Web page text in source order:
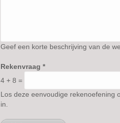
Geef een korte beschrijving van de
Rekenvraag *
4 + 8 =
Los deze eenvoudige rekenoefening
in.